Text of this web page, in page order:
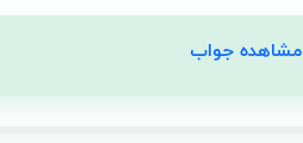
مشاهده جواب